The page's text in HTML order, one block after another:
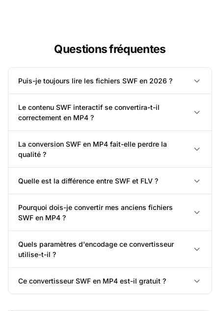
Questions fréquentes
Puis-je toujours lire les fichiers SWF en 2026 ?
Le contenu SWF interactif se convertira-t-il
correctement en MP4 ?
La conversion SWF en MP4 fait-elle perdre la
qualité ?
Quelle est la différence entre SWF et FLV ?
Pourquoi dois-je convertir mes anciens fichiers
SWF en MP4 ?
Quels paramètres d'encodage ce convertisseur
utilise-t-il ?
Ce convertisseur SWF en MP4 est-il gratuit ?